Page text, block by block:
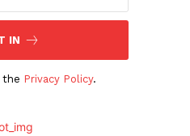
IN
the Privacy Policy.